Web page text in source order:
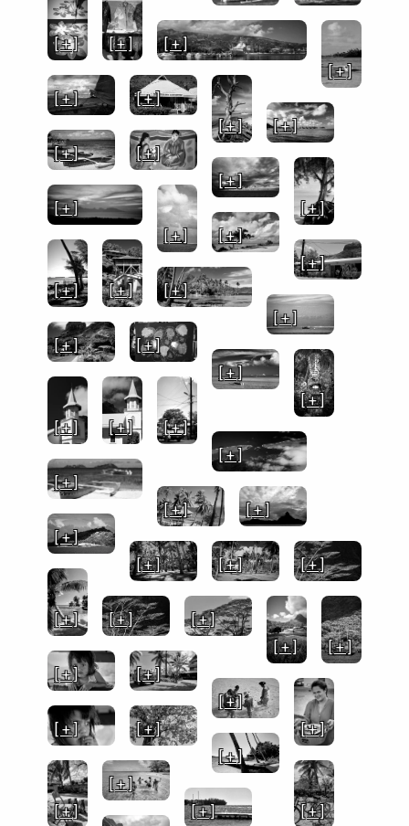
[ + ] [ + ] [ + ]
[ + ]
[ + ]
[ + ]
[ + ]
[ + ]
[ + ]
[ + ]
[ + ]
[ + ]
[ + ]
[ + ]
[ + ]
[ + ] [ + ] [ + ]
[ + ]
[ + ]
[ + ]
[ + ]
[ + ]
[ + ]
[ + ]
[ + ]
[ + ]
[ + ]
[ + ]
[ + ]
[ + ]
[ + ]
[ + ]
[ + ] [ + ]
[ + ] [ + ]
[ + ]
[ + ]
[ + ]
[ + ]
[ + ]
[ + ]
[ + ]
[ + ]
[ + ]
[ + ]
[ + ]
[ + ]
[ + ]
[ + ]